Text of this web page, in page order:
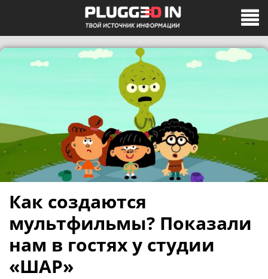
Как создаются
мультфильмы? Показали
нам в гостях у студии
«ШАР»